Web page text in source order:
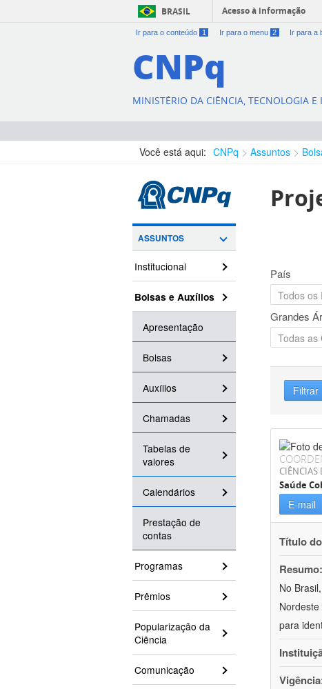
BRASIL Acesso à informação
Ir para o conteúdo 1 Ir para o menu 2 Ir para a
CNPq
MINISTÉRIO DA CIÊNCIA, TECNOLOGIA E
Você está aqui: CNPq Assuntos
ASSUNTOS
Institucional
Bolsas e Auxílios
Apresentação
Bolsas
Auxílios
Chamadas
Tabelas de
valores
Calendários
Prestação de
contas
Programas
Prêmios
Popularização da
Ciência
Comunicação
País
Grandes
Filtrar
CIÊNCIAS
Saúde
E-mail
Título
Resumo:
No
para